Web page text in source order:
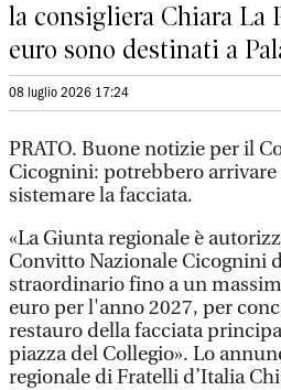
la consigliera Chiara La
euro sono destinati a
08 luglio 2026 17:24
PRATO. Buone notizie per il
Cicognini: potrebbero
sistemare la facciata.
«La Giunta regionale è
Convitto Nazionale Cicognini
straordinario fino a un
euro per l'anno 2027, per
restauro della facciata
piazza del Collegio». Lo
regionale di Fratelli d’Italia